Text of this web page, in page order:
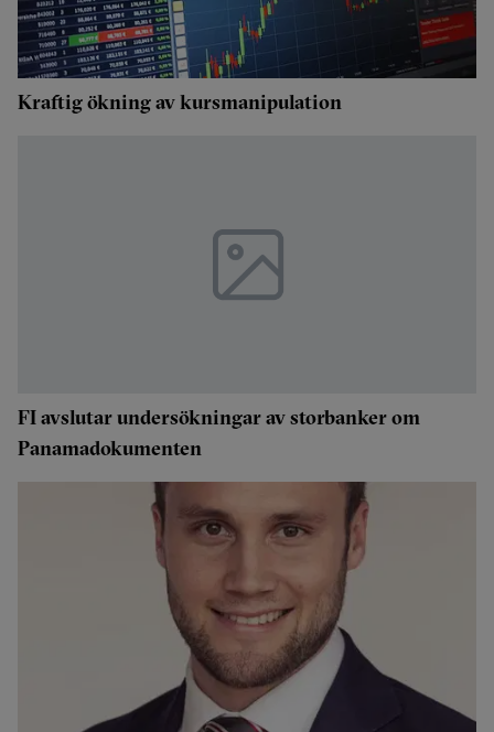
Kraftig ökning av kursmanipulation
FI avslutar undersökningar av storbanker om
Panamadokumenten